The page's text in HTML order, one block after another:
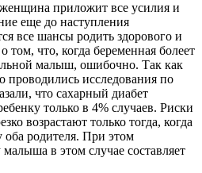
приложит все усилия и
еще до наступления
все шансы родить здорового и
том, что, когда беременная болеет
малыш, ошибочно. Так как
исследования по
что сахарный диабет
только в 4% случаев. Риски
возрастают только тогда, когда
оба родителя. При этом
малыша в этом случае составляет